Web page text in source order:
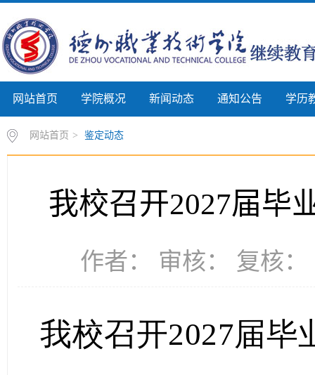
网站首页 学院概况 新闻动态 通知公告 学历
网站首页 > 鉴定动态
我校召开2027届毕
作者： 审核： 复核：
我校召开2027届毕